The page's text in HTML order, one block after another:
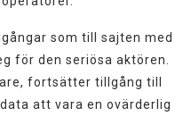
som till sajten med
för den seriösa aktören.
fortsätter tillgång till
att vara en ovärderlig